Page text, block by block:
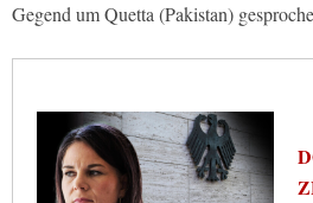
Gegend um Quetta (Pakistan)